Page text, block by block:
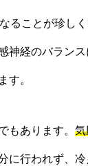
ることが珍し
神経のバラン
す。
もあります。 気
行われず、